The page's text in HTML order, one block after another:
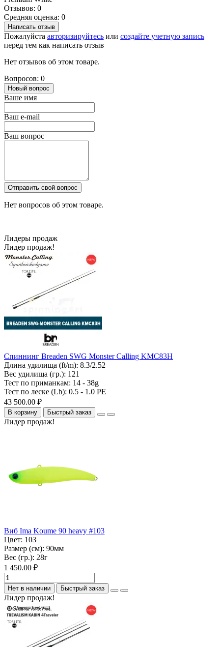
Отзывов: 0
Средняя оценка: 0
Написать отзыв
Пожалуйста авторизируйтесь или создайте учетную запись
перед тем как написать отзыв
Нет отзывов об этом товаре.
Вопросов: 0
Новый вопрос
Ваше имя
Ваш e-mail
Ваш вопрос
Отправить свой вопрос
Нет вопросов об этом товаре.
Лидеры продаж
Лидер продаж!
Спиннинг Breaden SWG Monster Calling KMC83H
Длина удилища (ft/m): 8.3/2.52
Вес удилища (гр.): 121
Тест по приманкам: 14 - 38g
Тест по леске (Lb): 0.5 - 1.0 PE
43 500.00 ₽
В корзину Быстрый заказ
Лидер продаж!
Виб Ima Koume 90 heavy #103
Цвет: 103
Размер (см): 90мм
Вес (гр.): 28г
1 450.00 ₽
Нет в наличии Быстрый заказ
Лидер продаж!